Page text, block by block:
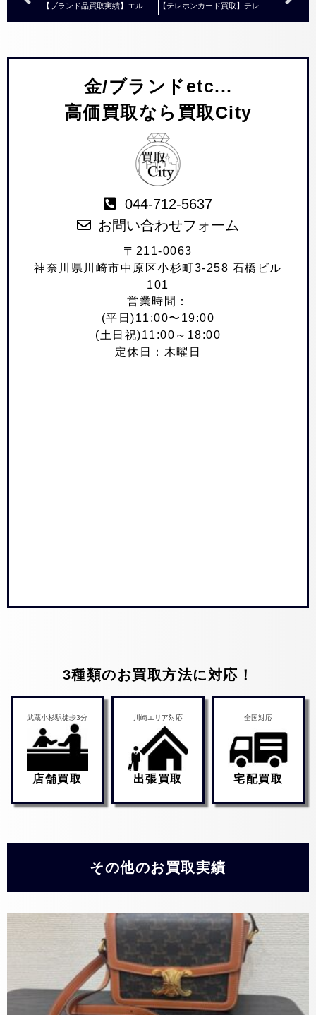
金/ブランドetc...
高価買取なら買取City
044-712-5637
お問い合わせフォーム
〒211-0063
神奈川県川崎市中原区小杉町3-258 石橋ビル
101
営業時間：
(平日)11:00〜19:00
(土日祝)11:00～18:00
定休日：木曜日
3種類のお買取方法に対応！
武蔵小杉駅徒歩3分
店舗買取
川崎エリア対応
出張買取
全国対応
宅配買取
その他のお買取実績